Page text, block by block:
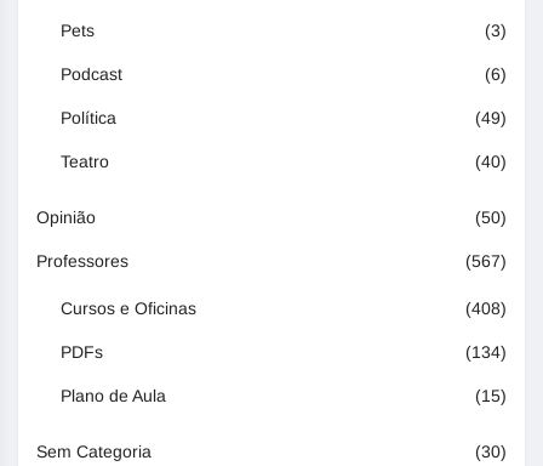
Pets (3)
Podcast (6)
Política (49)
Teatro (40)
Opinião (50)
Professores (567)
Cursos e Oficinas (408)
PDFs (134)
Plano de Aula (15)
Sem Categoria (30)